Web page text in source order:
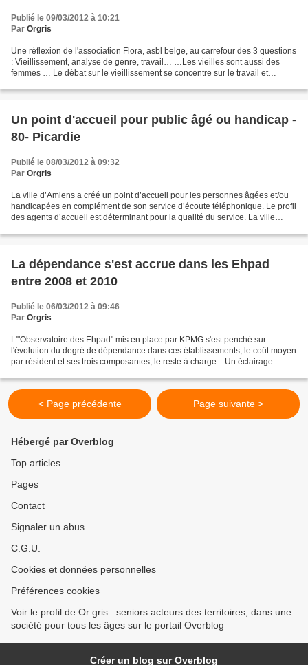
Publié le 09/03/2012 à 10:21
Par Orgris
Une réflexion de l'association Flora, asbl belge, au carrefour des 3 questions
: Vieillissement, analyse de genre, travail… …Les vieilles sont aussi des
femmes … Le débat sur le vieillissement se concentre sur le travail et
Un point d'accueil pour public âgé ou handicap -
80- Picardie
Publié le 08/03/2012 à 09:32
Par Orgris
La ville d’Amiens a créé un point d’accueil pour les personnes âgées et/ou
handicapées en complément de son service d’écoute téléphonique. Le profil
des agents d’accueil est déterminant pour la qualité du service. La ville
La dépendance s'est accrue dans les Ehpad
entre 2008 et 2010
Publié le 06/03/2012 à 09:46
Par Orgris
L'"Observatoire des Ehpad" mis en place par KPMG s'est penché sur
l'évolution du degré de dépendance dans ces établissements, le coût moyen
par résident et ses trois composantes, le reste à charge... Un éclairage
< Page précédente Page suivante >
Hébergé par Overblog
Top articles
Pages
Contact
Signaler un abus
C.G.U.
Cookies et données personnelles
Préférences cookies
Voir le profil de Or gris : seniors acteurs des territoires, dans une
société pour tous les âges sur le portail Overblog
Créer un blog sur Overblog